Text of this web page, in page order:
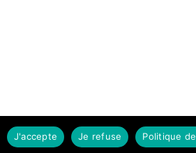
J'accepte Je refuse Politique